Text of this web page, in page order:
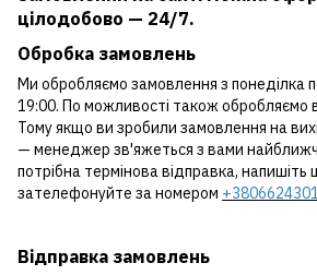
цілодобово — 24/7.
Обробка замовлень
Ми обробляємо замовлення з понеділка
19:00. По можливості також обробляємо
Тому якщо ви зробили замовлення на
— менеджер зв'яжеться з вами
потрібна термінова відправка, напишіть
зателефонуйте за номером
Відправка замовлень